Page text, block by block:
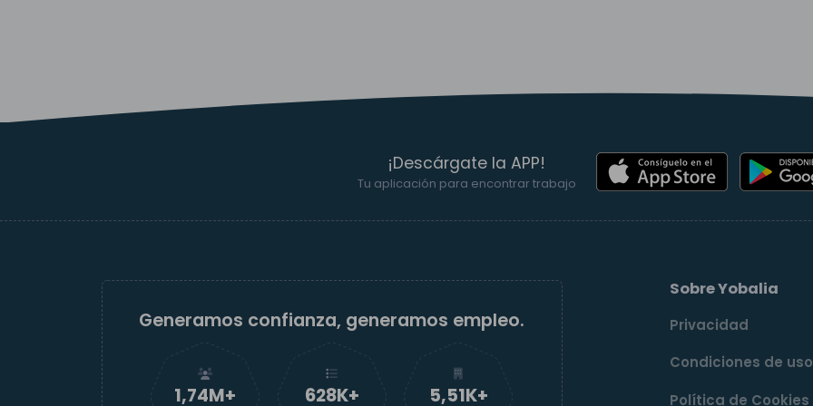
¡Descárgate la APP!
Tu aplicación para encontrar trabajo
Generamos confianza, generamos empleo.
1,74M+ 629K+ 5,52K+
Sobre Yobalia
Privacidad
Condiciones de uso
Política de Cookies